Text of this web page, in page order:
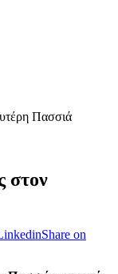
Πασσιά
στον
Share on